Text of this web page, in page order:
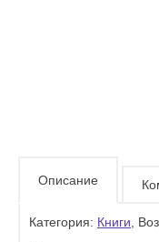
Описание
Категория: Книги ,